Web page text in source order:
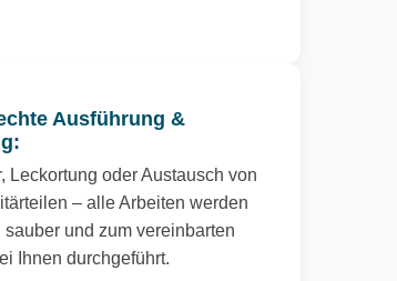
Ausführung &
Leckortung oder Austausch von
– alle Arbeiten werden
und zum vereinbarten
Ihnen durchgeführt.